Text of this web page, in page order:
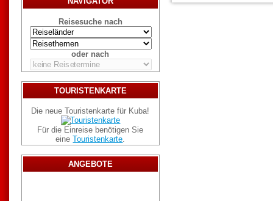
Reisesuche nach
oder nach
TOURISTENKARTE
Die neue Touristenkarte für Kuba!
Für die Einreise benötigen Sie
eineTouristenkarte.
ANGEBOTE